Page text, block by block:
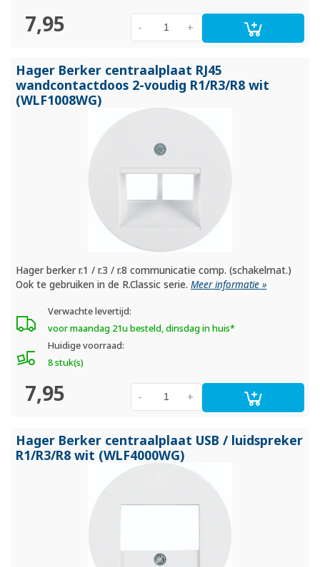
7,95 +
-
Hager Berker centraalplaat RJ45
wandcontactdoos 2-voudig R1/R3/R8 wit
(WLF1008WG)
Hager berker r.1 / r.3 / r.8 communicatie comp. (schakelmat.)
Ook te gebruiken in de R.Classic serie.Meer informatie »
Verwachte levertijd:
voor maandag 21u besteld, dinsdag in huis*
Huidige voorraad:
8 stuk(s)
7,95 +
-
Hager Berker centraalplaat USB / luidspreker
R1/R3/R8 wit (WLF4000WG)